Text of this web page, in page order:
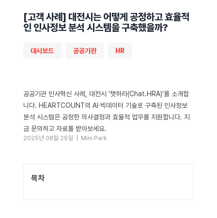
[고객 사례] 대전시는 어떻게 공정하고 효율적
인 인사정보 분석 시스템을 구축했을까?
대시보드 공공기관 HR
공공기관 인사혁신 사례, 대전시 ‘챗하라(Chat.HRA)’를 소개합
니다. HEARTCOUNT의 AI·빅데이터 기술로 구축된 인사정보
분석 시스템은 공정한 의사결정과 효율적 업무를 지원합니다. 지
금 문의하고 자료를 받아보세요.
2025년 08월 25일 | Mini Park
목차